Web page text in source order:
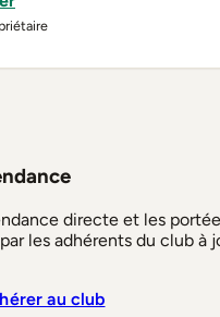
directe et les
les adhérents du club à
au club